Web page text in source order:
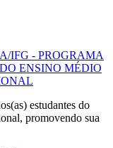
IFG - PROGRAMA
ENSINO MÉDIO
estudantes do
promovendo sua